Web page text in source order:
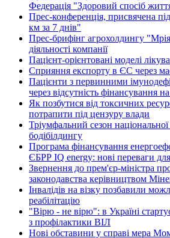
Федерація "Здоровий спосіб
Прес-конференція, присвячена
км за 7 днів"
Прес-брифінг агрохолдингу
діяльності компанії
Пацієнт-орієнтовані моделі
Сприяння експорту в ЄС через
Пацієнти з первинними
через відсутність фінансування
Як позбутися від токсичних
потрапити під цензуру влади
Тріумфальний сезон національної
бодібілдингу
Програма фінансування
ЄБРР IQ energy: нові переваги
Звернення до прем'єр-міністра
законодавства керівництвом
Інвалідів на візку позбавили
реабілітацію
"Вірю - не вірю": в Україні
з профілактики ВІЛ
Нові обставини у справі мера